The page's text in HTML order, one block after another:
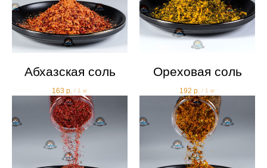
Абхазская соль
163 р. / 1 кг
Ореховая соль
192 р. / 1 кг